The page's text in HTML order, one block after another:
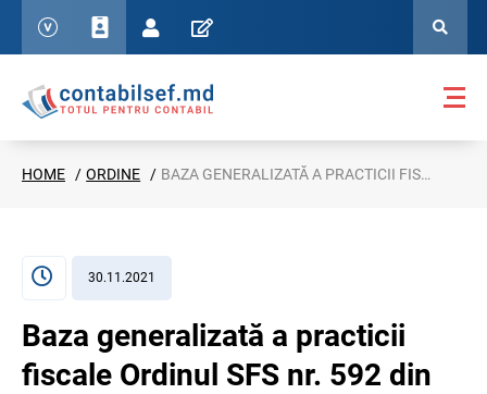
HOME ORDINE BAZA GENERALIZATĂ A PRACTICII FISCALE ORDINUL SFS NR. 592 DIN 30-11-2021
30.11.2021
Baza generalizată a practicii
fiscale Ordinul SFS nr. 592 din